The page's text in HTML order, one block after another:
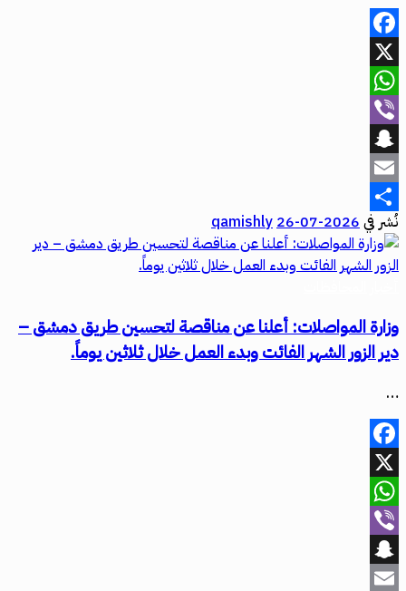
Facebook
X
WhatsApp
Viber
Snapchat
Email
Share
نُشر في 2026-07-26
qamishly
وزارة المواصلات: أعلنا عن مناقصة لتحسين طريق دمشق –
دير الزور الشهر الفائت وبدء العمل خلال ثلاثين يوماً.
…
Facebook
X
WhatsApp
Viber
Snapchat